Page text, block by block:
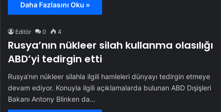
Daha Fazlasını Oku »
Editör 0 4
Rusya’nın nükleer silah kullanma olasılığı
ABD’yi tedirgin etti
Rusya‘nın nükleer silahla ilgili hamleleri dünyayı tedirgin etmeye
devam ediyor. Konuyla ilgili açıklamalarda bulunan ABD Dışişleri
Bakanı Antony Blinken da…